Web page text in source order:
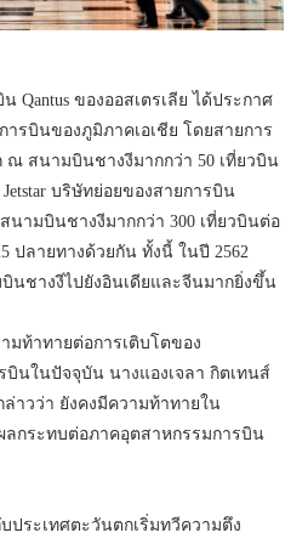
Qantus ของออสเตรเลีย ได้ประกาศ
ารบินของภูมิภาคเอเชีย โดยสายการ
ณ สนามบินชางงีมากกว่า 50 เที่ยวบิน
บริษัทย่อยของสายการบิน
นามบินชางงีมากกว่า 300 เที่ยวบินต่อ
ปลายทางด้วยกัน ทั้งนี้ ในปี 2562
นชางงีไปยังอินเดียและจีนมากยิ่งขึ้น
มท้าทายต่อการเติบโตของ
บินในปัจจุบัน นางแองเจลา กิตเทนส์
ล่าวว่า ยังคงมีความท้าทายใน
ลกระทบต่อภาคอุตสาหกรรมการบิน
บประเทศตะวันตกเริ่มทวีความตึง